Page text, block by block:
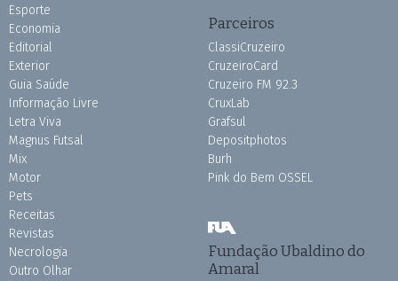
Esporte
Economia
Editorial
Exterior
Guia Saúde
Informação Livre
Letra Viva
Magnus Futsal
Mix
Motor
Pets
Receitas
Revistas
Necrologia
Outro Olhar
Parceiros
ClassiCruzeiro
CruzeiroCard
Cruzeiro FM 92.3
CruxLab
Grafsul
Depositphotos
Burh
Pink do Bem OSSEL
Fundação Ubaldino do
Amaral